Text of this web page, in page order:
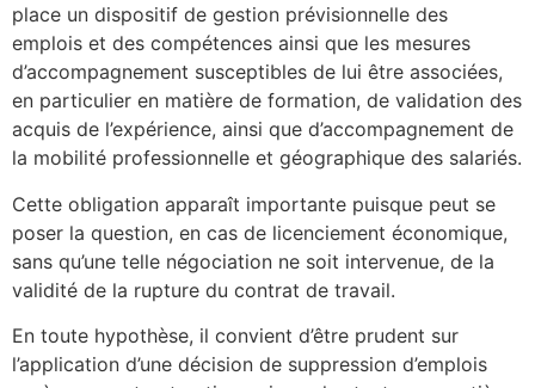
place un dispositif de gestion prévisionnelle des
emplois et des compétences ainsi que les mesures
d’accompagnement susceptibles de lui être associées,
en particulier en matière de formation, de validation des
acquis de l’expérience, ainsi que d’accompagnement de
la mobilité professionnelle et géographique des salariés.
Cette obligation apparaît importante puisque peut se
poser la question, en cas de licenciement économique,
sans qu’une telle négociation ne soit intervenue, de la
validité de la rupture du contrat de travail.
En toute hypothèse, il convient d’être prudent sur
l’application d’une décision de suppression d’emplois